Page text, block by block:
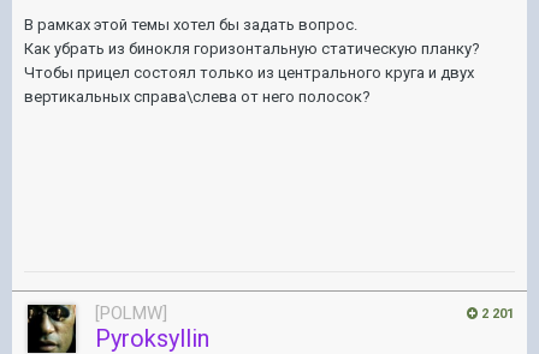
В рамках этой темы хотел бы задать вопрос.
Как убрать из бинокля горизонтальную статическую планку?
Чтобы прицел состоял только из центрального круга и двух
вертикальных справа\слева от него полосок?
2 201
[POLMW]
Pyroksyllin